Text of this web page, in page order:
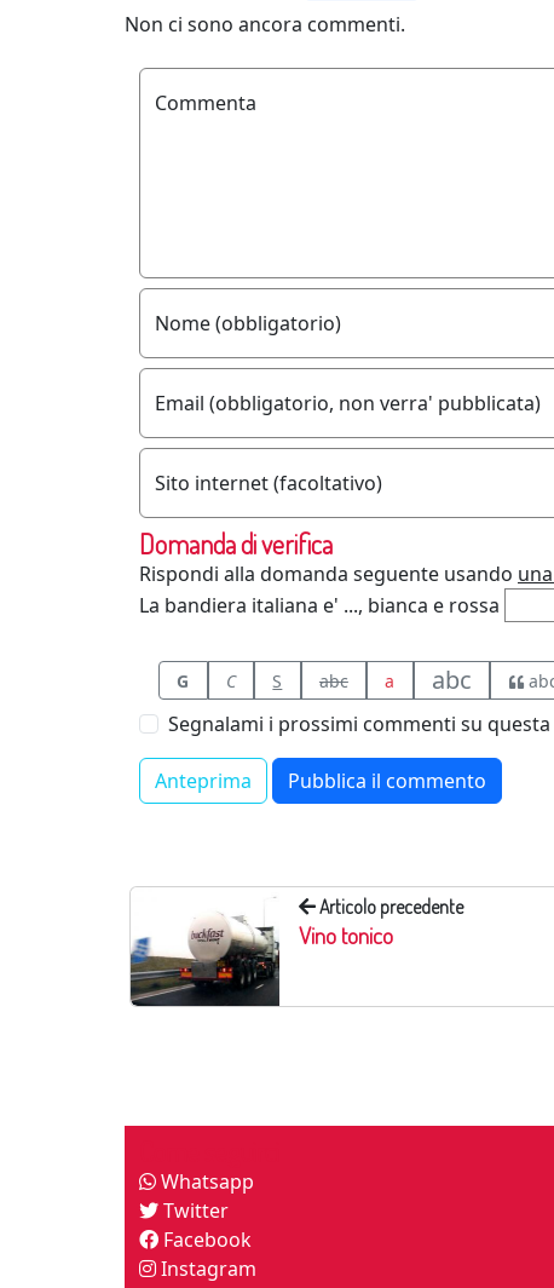
Non ci sono ancora commenti.
Commenta
Nome (obbligatorio)
Email (obbligatorio, non verra' pubblicata)
Sito internet (facoltativo)
Domanda di verifica
Rispondi alla domanda seguente usando
La bandiera italiana e' ..., bianca e rossa
G C S abc a abc
Segnalami i prossimi commenti su
Articolo precedente
Vino tonico
Whatsapp
Twitter
Facebook
Instagram